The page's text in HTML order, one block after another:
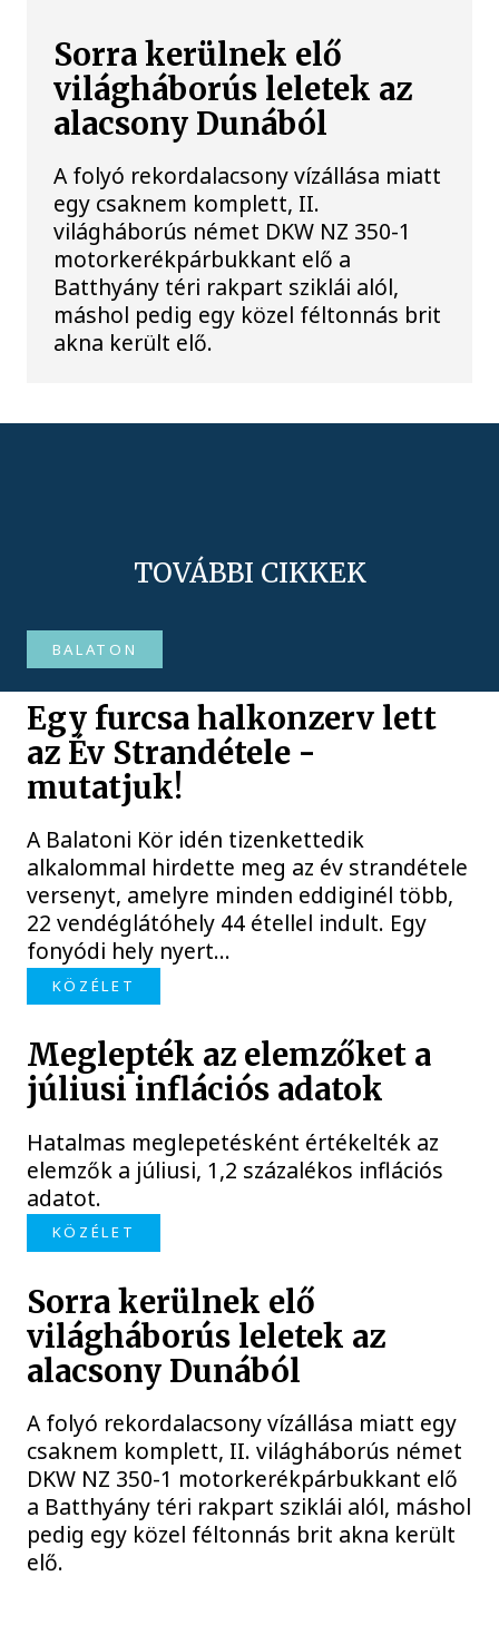
Sorra kerülnek elő
világháborús leletek az
alacsony Dunából
A folyó rekordalacsony vízállása miatt
egy csaknem komplett, II.
világháborús német DKW NZ 350-1
motorkerékpárbukkant elő a
Batthyány téri rakpart sziklái alól,
máshol pedig egy közel féltonnás brit
akna került elő.
TOVÁBBI CIKKEK
BALATON
Egy furcsa halkonzerv lett
az Év Strandétele -
mutatjuk!
A Balatoni Kör idén tizenkettedik
alkalommal hirdette meg az év strandétele
versenyt, amelyre minden eddiginél több,
22 vendéglátóhely 44 étellel indult. Egy
fonyódi hely nyert...
KÖZÉLET
Meglepték az elemzőket a
júliusi inflációs adatok
Hatalmas meglepetésként értékelték az
elemzők a júliusi, 1,2 százalékos inflációs
adatot.
KÖZÉLET
Sorra kerülnek elő
világháborús leletek az
alacsony Dunából
A folyó rekordalacsony vízállása miatt egy
csaknem komplett, II. világháborús német
DKW NZ 350-1 motorkerékpárbukkant elő
a Batthyány téri rakpart sziklái alól, máshol
pedig egy közel féltonnás brit akna került
elő.